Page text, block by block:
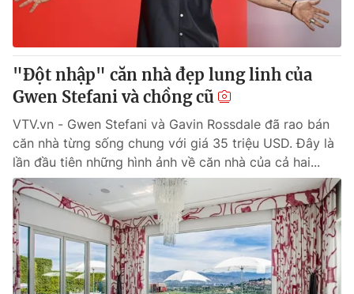
"Đột nhập" căn nhà đẹp lung linh của
Gwen Stefani và chồng cũ
VTV.vn - Gwen Stefani và Gavin Rossdale đã rao bán
căn nhà từng sống chung với giá 35 triệu USD. Đây là
lần đầu tiên những hình ảnh về căn nhà của cả hai...